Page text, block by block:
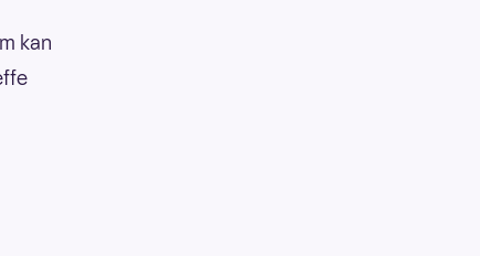
kan